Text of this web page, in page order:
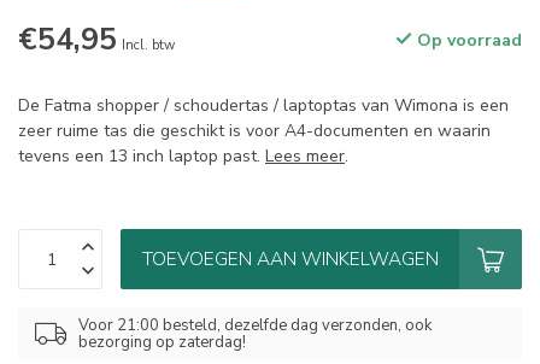
€54,95 Incl. btw Op voorraad
De Fatma shopper / schoudertas / laptoptas van Wimona is een
zeer ruime tas die geschikt is voor A4-documenten en waarin
tevens een 13 inch laptop past. Lees meer.
TOEVOEGEN AAN WINKELWAGEN
Voor 21:00 besteld, dezelfde dag verzonden, ook
bezorging op zaterdag!